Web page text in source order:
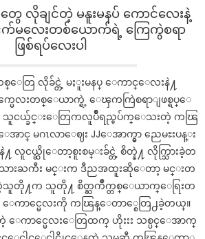
နီဥ
ေျ
ခ
လး
မွာ
က
ပ္ၿ
ပီး
အိ
ပ္ၾ
က
ပါ..
လိုချင်တဲ့ မနူးမနပ် ကောင်လေးနဲ့
မလေးတစ်ယောက်ရဲ့ ကြေကွဲစရာ
ဖြစ်ရပ်လေးပါ
တြ လိုခ်င္တဲ့ မႏူးမနပ္ ေကာင္ေလးနဲ႔
ေလးတစ္ေယာက္ရဲ့ ေၾကကြဲစရာျဖစ္ရပ္ေ
သူငယ္ခ်င္းေတြကလူပ်ိဳရည္မပ်က္ေသးတဲ့ ကၽြ
အာင္ မဂၤလာေဈး JJေအာက္မွာ ညေမႊးပန္း
႔ လူငယ္ဆိုေတာ့စူးစမ္းခ်င္တဲ့ စိတ္နဲ႔ လိုက္သြားခဲ့တ
းႀကီး မင္းက ဒီညအထူးဆိုေတာ့ မင္းတ
သူတို႔က သူတို႔ စိတ္ႀကိဳက္တစ္ေယာက္ေရြးတ
ကာင္မေလးကို ကၽြန္ေတာ္စေတြ႕ခဲ့တယ္။
ေကာင္မေလးေတြထက္ ဟိုးးး သစ္ပင္ေအာက္